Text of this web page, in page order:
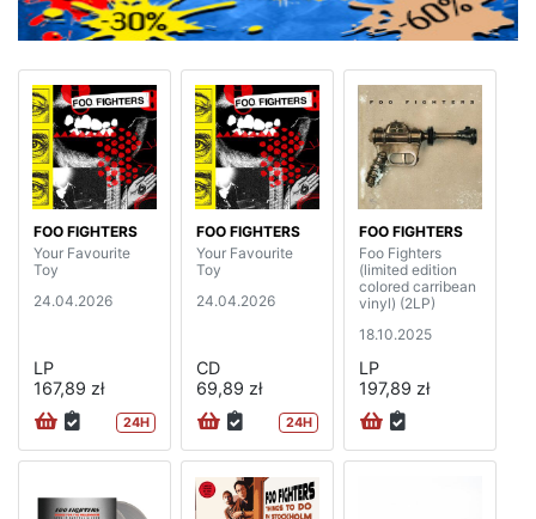
FOO FIGHTERS
Your Favourite
Toy
24.04.2026
LP
167,89 zł
24H
FOO FIGHTERS
Your Favourite
Toy
24.04.2026
CD
69,89 zł
24H
FOO FIGHTERS
Foo Fighters
(limited edition
colored carribean
vinyl) (2LP)
18.10.2025
LP
197,89 zł